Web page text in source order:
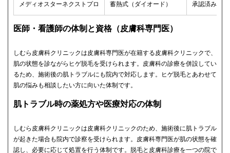
メディオスターネクストプロ 蓄熱式（ダイオード） 承認済み
医師・看護師の体制と資格（皮膚科専門医）
しむら皮膚科クリニックは皮膚科専門医が在籍する皮膚科クリニックで、
肌の状態を診ながらヒゲ脱毛を受けられます。皮膚科の診療を併設してい
るため、施術後の肌トラブルにも院内で対応します。ヒゲ脱毛とあわせて
肌の悩みも相談したい方に向いた体制です。
肌トラブル時の薬処方や医療対応の体制
しむら皮膚科クリニックは皮膚科クリニックのため、施術後に肌トラブル
が起きた場合も院内で診察を受けられます。皮膚科専門医が肌の状態を確
認し、必要に応じて処置を行う体制です。脱毛と皮膚科診療を一つの院で